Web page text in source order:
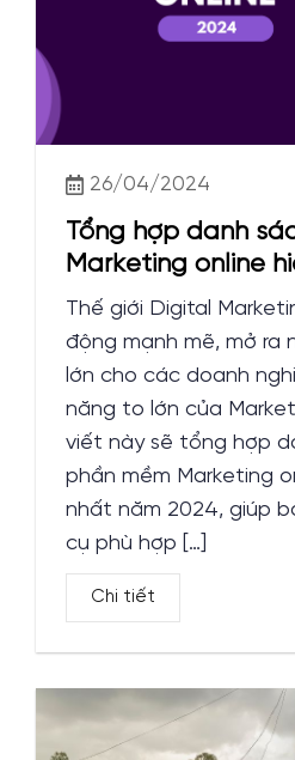
26/04/2024
Tổng hợp danh
Marketing online
Thế giới Digital
động mạnh mẽ, mở ra
lớn cho các doanh
năng to lớn của
viết này sẽ tổng hợp
phần mềm Marketing
nhất năm 2024, giúp
cụ phù hợp […]
Chi tiết